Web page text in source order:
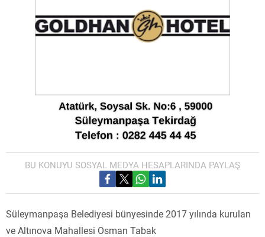
BU KONUYU SOSYAL MEDYA HESAPLARINDA PAYLAŞ
Süleymanpaşa Belediyesi bünyesinde 2017 yılında kurulan
ve Altınova Mahallesi Osman Tabak